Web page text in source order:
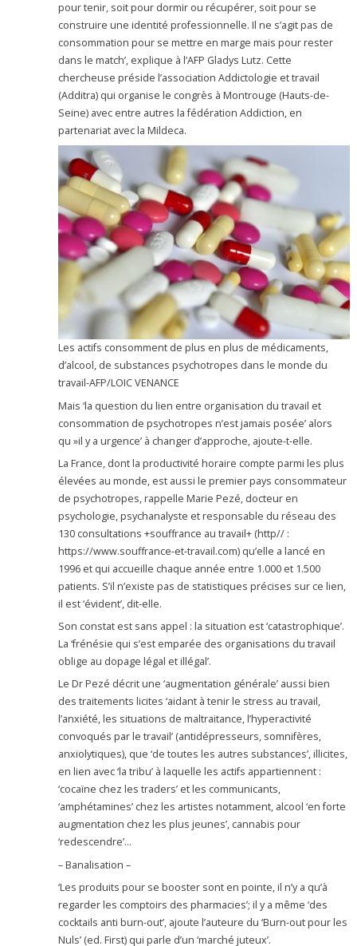
pour tenir, soit pour dormir ou récupérer, soit pour se
construire une identité professionnelle. Il ne s’agit pas de
consommation pour se mettre en marge mais pour rester
dans le match’, explique à l’AFP Gladys Lutz. Cette
chercheuse préside l’association Addictologie et travail
(Additra) qui organise le congrès à Montrouge (Hauts-de-
Seine) avec entre autres la fédération Addiction, en
partenariat avec la Mildeca.
Les actifs consomment de plus en plus de médicaments,
d’alcool, de substances psychotropes dans le monde du
travail-AFP/LOIC VENANCE
Mais ‘la question du lien entre organisation du travail et
consommation de psychotropes n’est jamais posée’ alors
qu »il y a urgence’ à changer d’approche, ajoute-t-elle.
La France, dont la productivité horaire compte parmi les plus
élevées au monde, est aussi le premier pays consommateur
de psychotropes, rappelle Marie Pezé, docteur en
psychologie, psychanalyste et responsable du réseau des
130 consultations +souffrance au travail+ (http// :
https://www.souffrance-et-travail.com) qu’elle a lancé en
1996 et qui accueille chaque année entre 1.000 et 1.500
patients. S’il n’existe pas de statistiques précises sur ce lien,
il est ‘évident’, dit-elle.
Son constat est sans appel : la situation est ‘catastrophique’.
La ‘frénésie qui s’est emparée des organisations du travail
oblige au dopage légal et illégal’.
Le Dr Pezé décrit une ‘augmentation générale’ aussi bien
des traitements licites ‘aidant à tenir le stress au travail,
l’anxiété, les situations de maltraitance, l’hyperactivité
convoqués par le travail’ (antidépresseurs, somnifères,
anxiolytiques), que ‘de toutes les autres substances’, illicites,
en lien avec ‘la tribu’ à laquelle les actifs appartiennent :
‘cocaïne chez les traders’ et les communicants,
‘amphétamines’ chez les artistes notamment, alcool ‘en forte
augmentation chez les plus jeunes’, cannabis pour
‘redescendre’…
– Banalisation –
‘Les produits pour se booster sont en pointe, il n’y a qu’à
regarder les comptoirs des pharmacies’; il y a même ‘des
cocktails anti burn-out’, ajoute l’auteure du ‘Burn-out pour les
Nuls’ (ed. First) qui parle d’un ‘marché juteux’.